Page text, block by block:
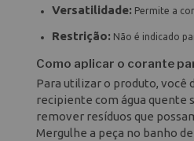
Versatilidade: Permite a
Restrição: Não é indicado
Como aplicar o corante
Para utilizar o produto, você
recipiente com água quente
remover resíduos que
Mergulhe a peça no banho